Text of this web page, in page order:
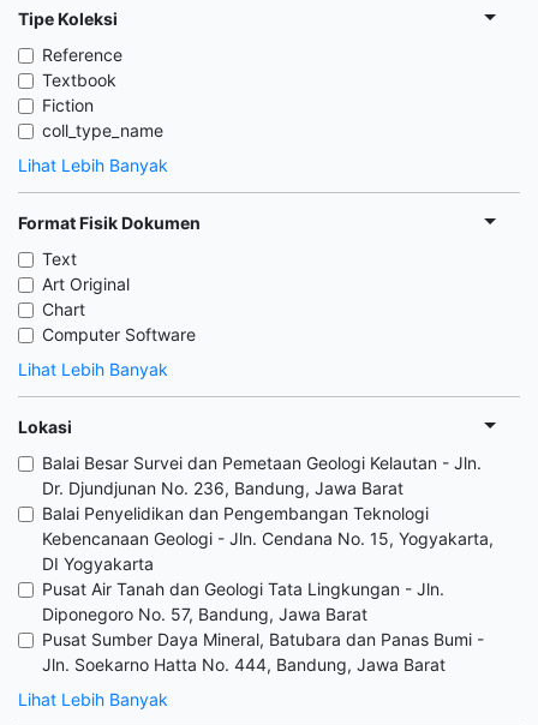
Tipe Koleksi
Reference
Textbook
Fiction
coll_type_name
Lihat Lebih Banyak
Format Fisik Dokumen
Text
Art Original
Chart
Computer Software
Lihat Lebih Banyak
Lokasi
Balai Besar Survei dan Pemetaan Geologi Kelautan - Jln.
Dr. Djundjunan No. 236, Bandung, Jawa Barat
Balai Penyelidikan dan Pengembangan Teknologi
Kebencanaan Geologi - Jln. Cendana No. 15, Yogyakarta,
DI Yogyakarta
Pusat Air Tanah dan Geologi Tata Lingkungan - Jln.
Diponegoro No. 57, Bandung, Jawa Barat
Pusat Sumber Daya Mineral, Batubara dan Panas Bumi -
Jln. Soekarno Hatta No. 444, Bandung, Jawa Barat
Lihat Lebih Banyak